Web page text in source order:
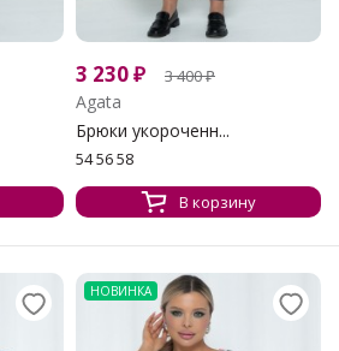
3 230₽ 3 400₽
Agata
Брюки укороченн...
54 56 58
В корзину
НОВИНКА